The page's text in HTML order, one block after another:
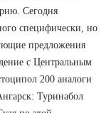
Сегодня
специфически, но
предложения
с Центральным
200 аналоги
Туринабол